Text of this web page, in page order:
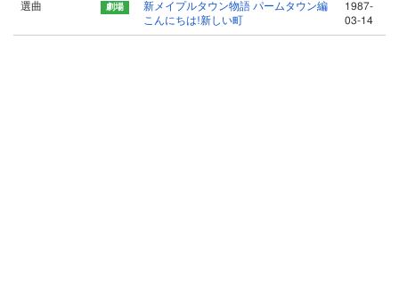
選曲
新メイプルタウン物語 パームタウン編
こんにちは!新しい町
1987-
03-14